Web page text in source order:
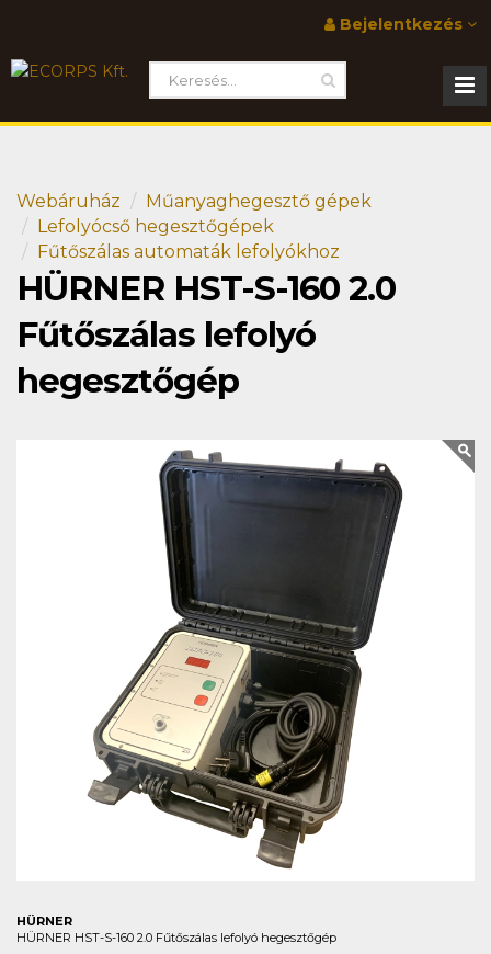
Bejelentkezés
Webáruház
Műanyaghegesztő gépek
Lefolyócső hegesztőgépek
Fűtőszálas automaták lefolyókhoz
HÜRNER HST-S-160 2.0
Fűtőszálas lefolyó
hegesztőgép
HÜRNER
HÜRNER HST-S-160 2.0 Fűtőszálas lefolyó hegesztőgép